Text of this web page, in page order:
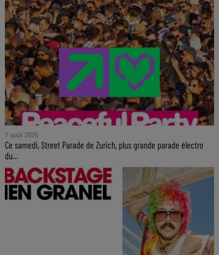
7 août 2026
Ce samedi, Street Parade de Zurich, plus grande parade électro
du...